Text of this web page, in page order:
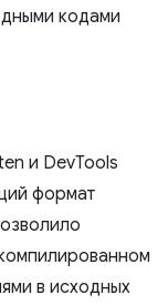
кодами
и DevTools
формат
в исходных